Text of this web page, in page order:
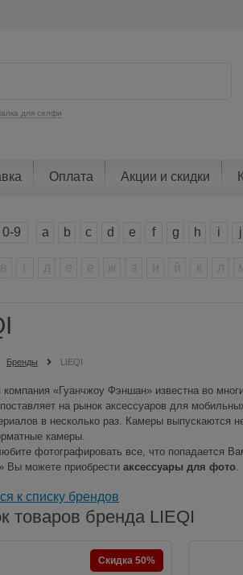
для селфи
Оплата Акции и скидки
0-9 a b c d e f g h i j
Бренды LIEQI
компания «Гуанчжоу Фэншан» известна во
на рынок аксессуаров для
в несколько раз. Камеры выпускаются
камеры.
фотографировать все, что попадается
Вы можете приобрести аксессуары для фото.
к списку брендов
товаров бренда LIEQI
Скидка 50%